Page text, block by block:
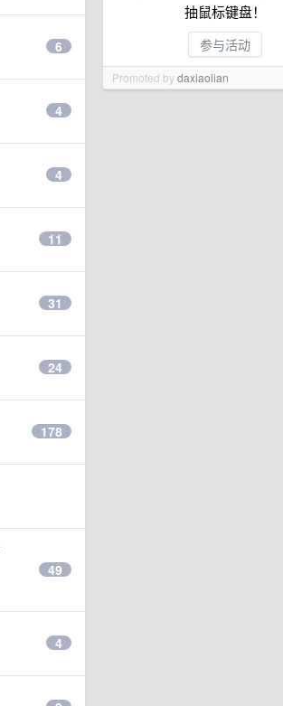
抽鼠标键盘！
参与活动
Promoted bydaxiaolian
6
4
4
11
31
24
178
49
4